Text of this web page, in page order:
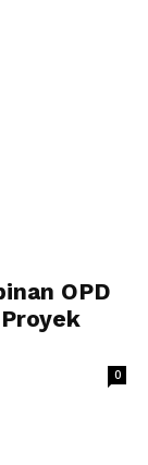
OPD
0